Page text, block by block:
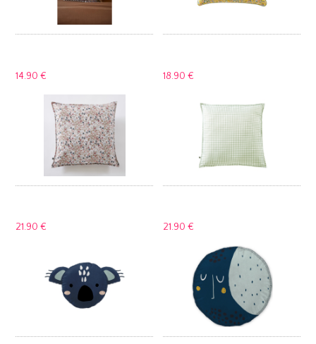
14.90 € 18.90 €
21.90 € 21.90 €